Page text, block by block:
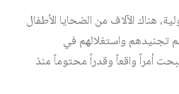
هناك الآلاف من الضحايا الأطفال
تجنيدهم واستغلالهم في
أمراً واقعاً وقدراً محتوماً منذ